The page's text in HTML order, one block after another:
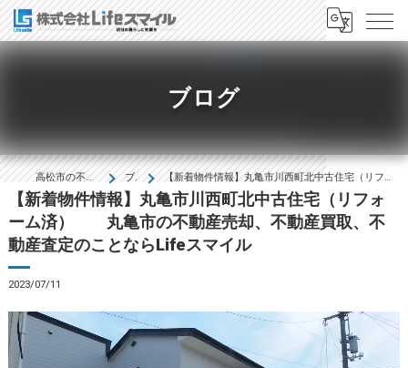
ブログ
高松市の不動産は株式会社Lifeｽﾏｲﾙ ブログ 【新着物件情報】丸亀市川西町北中古住宅（リフォーム済） 丸亀市の不動産売却、不動産買取、不動産査定のことならLifeスマイル
【新着物件情報】丸亀市川西町北中古住宅（リフォ
ーム済） 丸亀市の不動産売却、不動産買取、不
動産査定のことならLifeスマイル
2023/07/11